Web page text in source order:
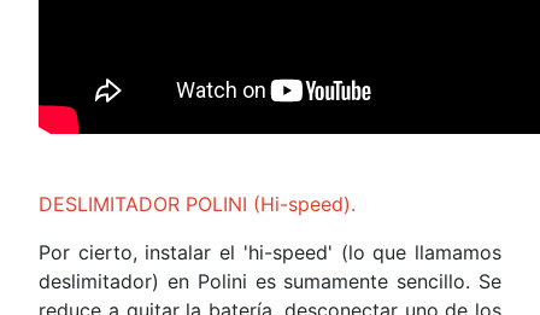
DESLIMITADOR POLINI (Hi-speed).
Por cierto, instalar el 'hi-speed' (lo que llamamos
deslimitador) en Polini es sumamente sencillo. Se
reduce a quitar la batería, desconectar uno de los